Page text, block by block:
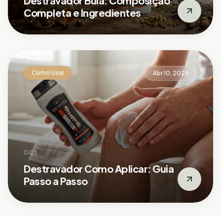
Completa e Ingredientes
Como Usar Abr 10, 2025
003
Destravador Como Aplicar: Guia
Passo a Passo